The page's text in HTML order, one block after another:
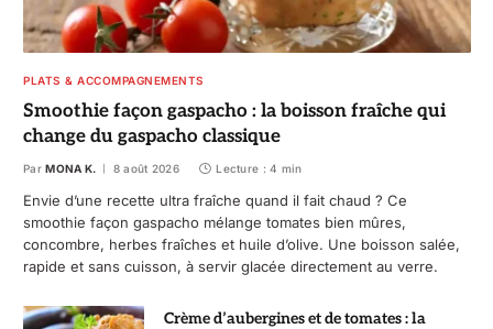
PLATS & ACCOMPAGNEMENTS
Smoothie façon gaspacho : la boisson fraîche qui
change du gaspacho classique
Par MONA K. 8 août 2026 Lecture : 4 min
Envie d’une recette ultra fraîche quand il fait chaud ? Ce
smoothie façon gaspacho mélange tomates bien mûres,
concombre, herbes fraîches et huile d’olive. Une boisson salée,
rapide et sans cuisson, à servir glacée directement au verre.
Crème d’aubergines et de tomates : la